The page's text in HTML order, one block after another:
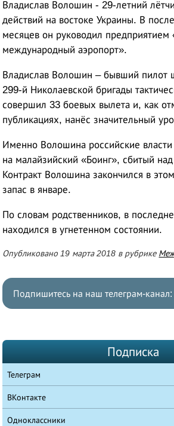
Владислав Волошин - 29-летний
действий на востоке Украины. В
месяцев он руководил предприятием
международный аэропорт».
Владислав Волошин – бывший пилот
299-й Николаевской бригады
совершил 33 боевых вылета и, как
публикациях, нанёс значительный
Именно Волошина российские власти
на малайзийский «Боинг», сбитый
Контракт Волошина закончился в
запас в январе.
По словам родственников, в
находился в угнетенном состоянии.
Опубликовано 19 марта 2018 в рубрике
Подпишитесь на наш телеграм-канал:
Подписка
Телеграм
ВКонтакте
Одноклассники